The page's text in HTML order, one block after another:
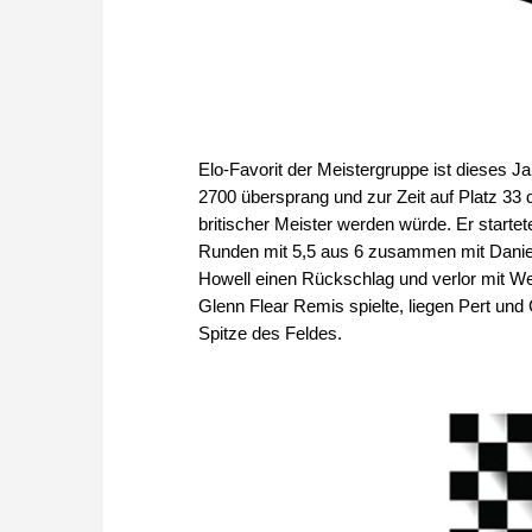
Elo-Favorit der Meistergruppe ist dieses
2700 übersprang und zur Zeit auf Platz
britischer Meister werden würde. Er
Runden mit 5,5 aus 6 zusammen mit
Howell einen Rückschlag und verlor mit
Glenn Flear Remis spielte, liegen Pert
Spitze des Feldes.